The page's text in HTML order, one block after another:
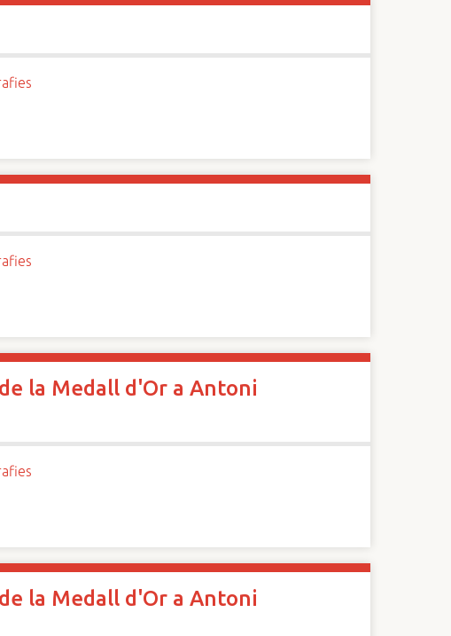
la Medall d'Or a Antoni
la Medall d'Or a Antoni